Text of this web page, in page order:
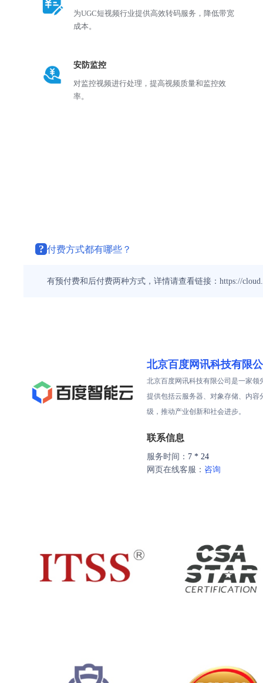
为UGC短视频行业提供高效转码服务，降低带宽
成本。
安防监控
对监控视频进行处理，提高视频质量和监控效
率。
? 付费方式都有哪些？
有预付费和后付费两种方式，详情请查看链接：https://
北京百度网讯科技有限
北京百度网讯科技有限公司是一家
提供包括云服务器、对象存储、内
级，推动产业创新和社会进步。
联系信息
服务时间： 7 * 24
网页在线客服： 咨询